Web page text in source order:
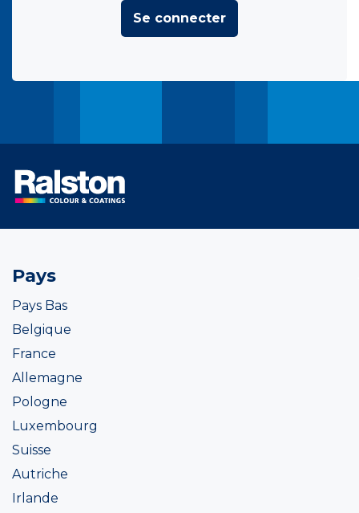
Se connecter
Pays
Pays Bas
Belgique
France
Allemagne
Pologne
Luxembourg
Suisse
Autriche
Irlande